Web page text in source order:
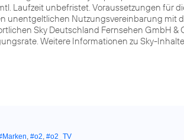
Laufzeit unbefristet. Voraussetzungen für
unentgeltlichen Nutzungsvereinbarung mit
Sky Deutschland Fernsehen GmbH &
Weitere Informationen zu Sky-
, #o2, #o2_TV